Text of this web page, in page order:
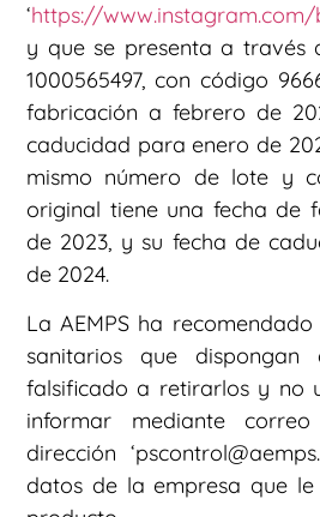
‘https://
y que se presenta a través
1000565497, con código
fabricación a febrero de
caducidad para enero de
mismo número de lote y
original tiene una fecha de
de 2023, y su fecha de
de 2024.
La AEMPS ha
sanitarios que
falsificado a retirarlos y no
informar mediante
dirección
datos de la empresa que